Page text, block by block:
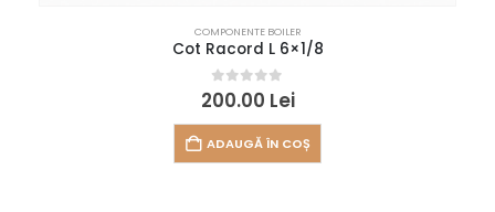
COMPONENTE BOILER
Cot Racord L 6×1/8
0out of 5
200.00 Lei
ADAUGĂ ÎN COȘ